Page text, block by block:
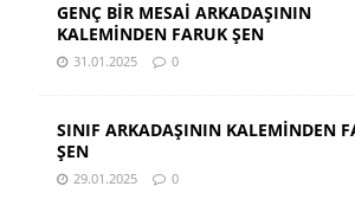
GENÇ BİR MESAİ ARKADAŞININ
KALEMİNDEN FARUK ŞEN
31.01.2025 0
SINIF ARKADAŞININ KALEMİNDEN
ŞEN
29.01.2025 0